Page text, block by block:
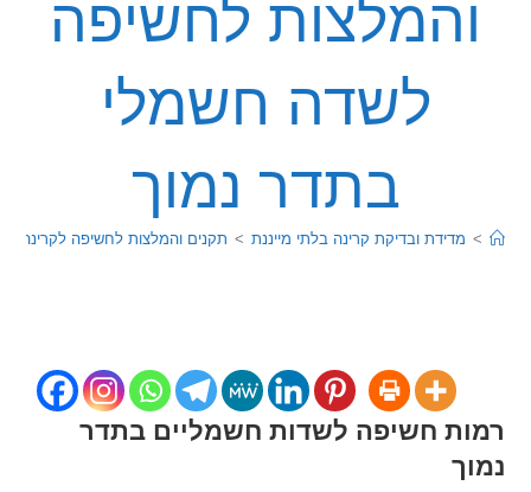
לחשיפה
לשדה חשמלי
בתדר נמוך
מדידת ובדיקת קרינה בלתי מייננת > תקנים והמלצות לחשיפה לקרינה בלתי מייננת
חשיפה לשדות חשמליים בתדר